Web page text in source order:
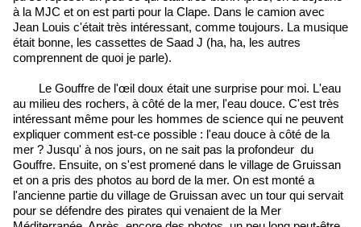
à la MJC et on est parti pour la Clape. Dans le camion avec
Jean Louis c'était très intéressant, comme toujours. La musique
était bonne, les cassettes de Saad J (ha, ha, les autres
comprennent de quoi je parle).
Le Gouffre de l'œil doux était une surprise pour moi. L'eau
au milieu des rochers, à côté de la mer, l'eau douce. C'est très
intéressant même pour les hommes de science qui ne peuvent
expliquer comment est-ce possible : l'eau douce à côté de la
mer ? Jusqu' à nos jours, on ne sait pas la profondeur du
Gouffre. Ensuite, on s'est promené dans le village de Gruissan
et on a pris des photos au bord de la mer. On est monté a
l'ancienne partie du village de Gruissan avec un tour qui servait
pour se défendre des pirates qui venaient de la Mer